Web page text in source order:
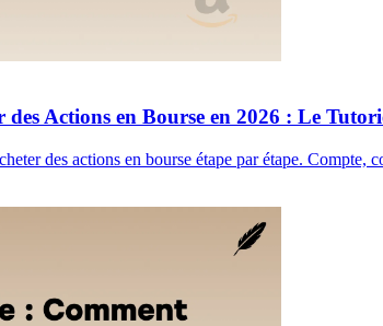
des Actions en Bourse en 2026 : Le
des actions en bourse étape par étape.